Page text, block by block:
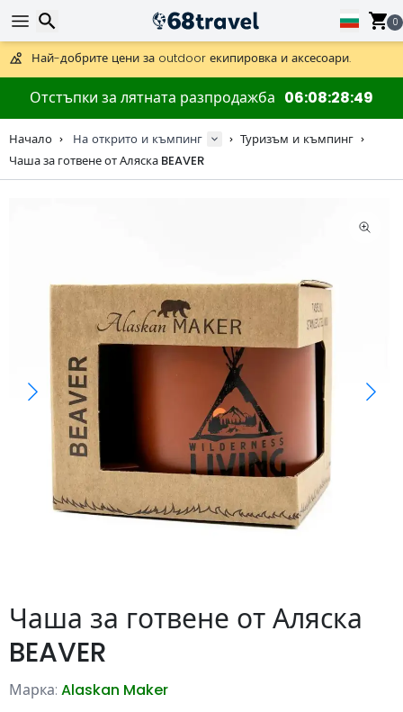
0
Предлага се и DHL Express за една нощ.
30 дни за връщане, 90 дни за дървени карти и декорации.
Най-добрите цени за outdoor екипировка и аксесоари.
Отстъпки за лятната разпродажба 06 08 28 49
Начало На открито и къмпинг
Туризъм и къмпинг
Чаша за готвене от Аляска BEAVER
Чаша за готвене от Аляска
BEAVER
Марка: Alaskan Maker
Търсене